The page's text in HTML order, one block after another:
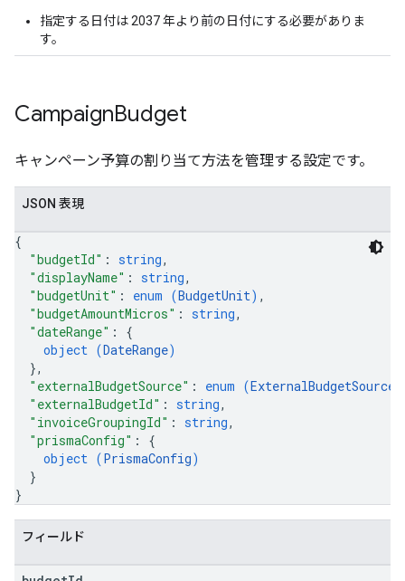
指定する日付は 2037 年より前の日付にする必要がありま
す。
CampaignBudget
キャンペーン予算の割り当て方法を管理する設定です。
JSON 表現
{
"budgetId" : string,
"displayName" : string,
"budgetUnit" : enum (BudgetUnit) ,
"budgetAmountMicros" : string,
"dateRange" : {
object (DateRange)
},
"externalBudgetSource" : enum (ExternalBudgetSource
"externalBudgetId" : string,
"invoiceGroupingId" : string,
"prismaConfig" : {
object (PrismaConfig)
}
}
フィールド